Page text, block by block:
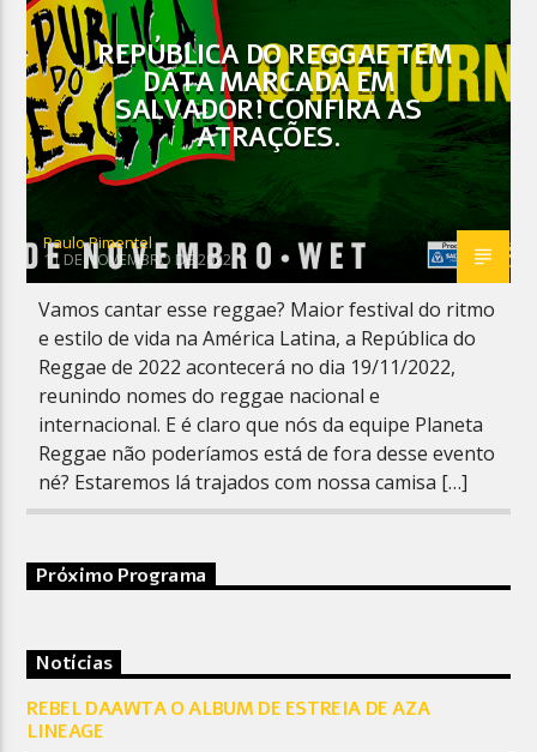
Planeta Reggae
REPÚBLICA DO REGGAE TEM
DATA MARCADA EM
SALVADOR! CONFIRA AS
ATRAÇÕES.
Paulo Pimentel
11 DE NOVEMBRO DE 2022
Vamos cantar esse reggae? Maior festival do ritmo
e estilo de vida na América Latina, a República do
Reggae de 2022 acontecerá no dia 19/11/2022,
reunindo nomes do reggae nacional e
internacional. E é claro que nós da equipe Planeta
Reggae não poderíamos está de fora desse evento
né? Estaremos lá trajados com nossa camisa […]
Próximo Programa
Notícias
REBEL DAAWTA O ALBUM DE ESTREIA DE AZA
LINEAGE